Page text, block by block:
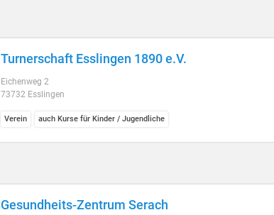
Turnerschaft Esslingen 1890 e.V.
Eichenweg 2
73732 Esslingen
Verein auch Kurse für Kinder / Jugendliche
Gesundheits-Zentrum Serach